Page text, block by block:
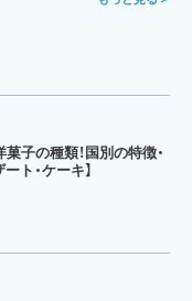
菓子の種類！国別の特徴・
ト・ケーキ】